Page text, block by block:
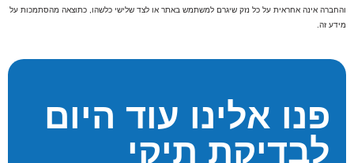
והחברה אינה אחראית על כל נזק שיגרם למשתמש באתר או לצד שלישי כלשהו, כתוצאה מהסתמכות על
מידע זה.
פנו אלינו עוד היום
לבדיקת תיקי